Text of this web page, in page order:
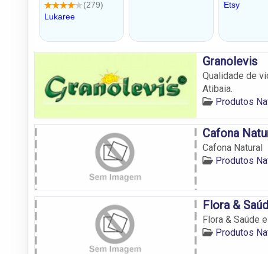
Granolevis
Qualidade de
Atibaia.
Produtos
Cafona
Cafona Natural
Produtos
Flora &
Flora & Saúde
Produtos